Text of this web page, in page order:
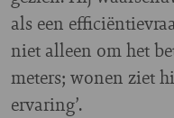
als een
niet alleen om het
meters; wonen ziet
ervaring’.